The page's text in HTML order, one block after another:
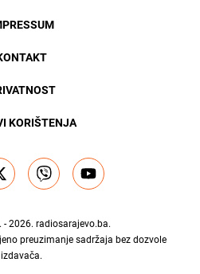
KORIŠTENJA
- 2026. radiosarajevo.ba.
preuzimanje sadržaja bez dozvole
izdavača.